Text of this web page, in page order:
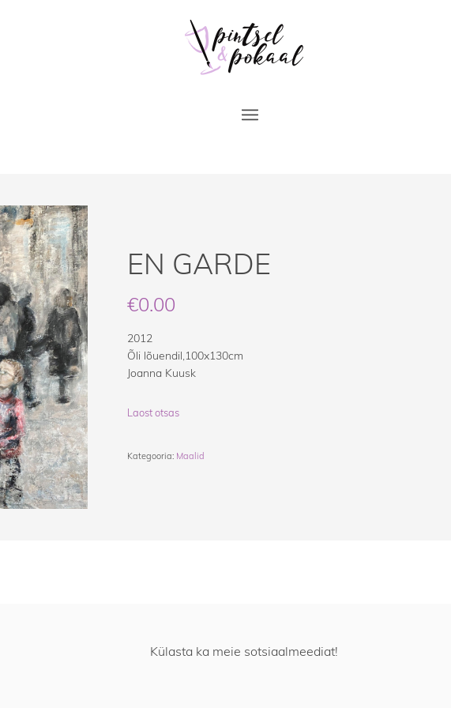
EN GARDE
€0.00
2012
Õli lõuendil,100x130cm
Joanna Kuusk
Laost otsas
Kategooria: Maalid
Külasta ka meie sotsiaalmeediat!